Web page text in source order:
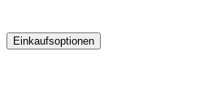
Einkaufsoptionen